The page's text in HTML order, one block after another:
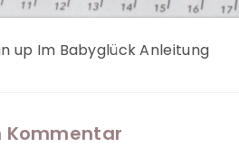
up Im Babyglück Anleitung
Kommentar